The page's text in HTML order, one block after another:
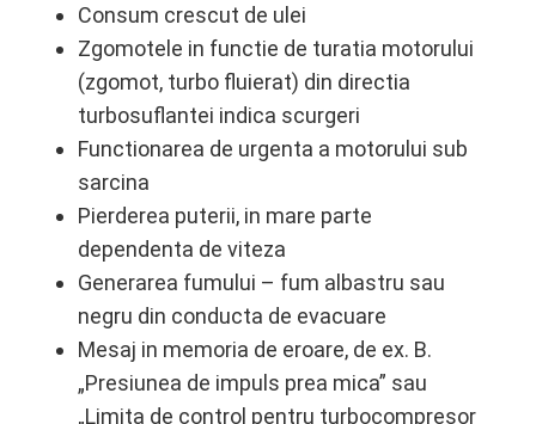
Consum crescut de ulei
Zgomotele in functie de turatia motorului
(zgomot, turbo fluierat) din directia
turbosuflantei indica scurgeri
Functionarea de urgenta a motorului sub
sarcina
Pierderea puterii, in mare parte
dependenta de viteza
Generarea fumului – fum albastru sau
negru din conducta de evacuare
Mesaj in memoria de eroare, de ex. B.
„Presiunea de impuls prea mica” sau
„Limita de control pentru turbocompresor